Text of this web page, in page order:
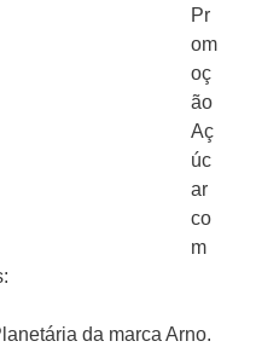
Pr
om
oç
ão
Aç
úc
ar
co
m
da marca Arno.